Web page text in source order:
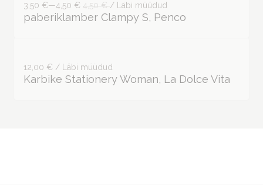
3,50 €—4,50 € 4,50 €/ Läbi müüdud
paberiklamber Clampy S, Penco
12,00 € / Läbi müüdud
Karbike Stationery Woman, La Dolce Vita